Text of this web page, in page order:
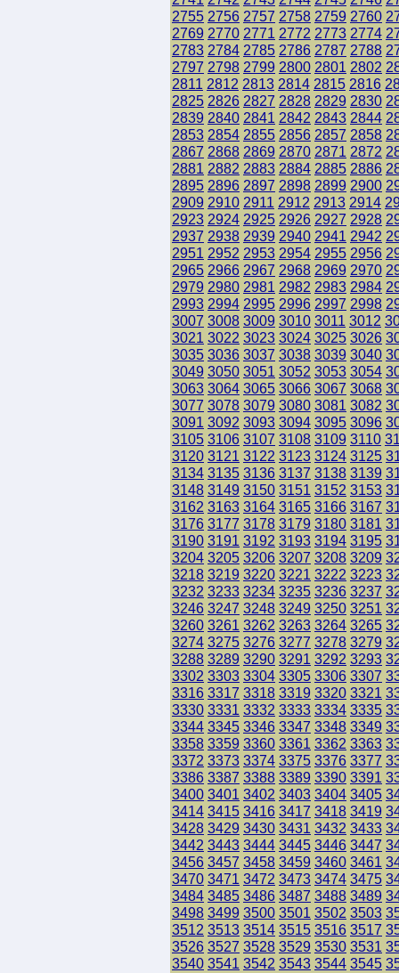
2755 2756 2757 2758 2759 2760
2769 2770 2771 2772 2773 2774
2783 2784 2785 2786 2787 2788
2797 2798 2799 2800 2801 2802
2811 2812 2813 2814 2815 2816
2825 2826 2827 2828 2829 2830
2839 2840 2841 2842 2843 2844
2853 2854 2855 2856 2857 2858
2867 2868 2869 2870 2871 2872
2881 2882 2883 2884 2885 2886
2895 2896 2897 2898 2899 2900
2909 2910 2911 2912 2913 2914
2923 2924 2925 2926 2927 2928
2937 2938 2939 2940 2941 2942
2951 2952 2953 2954 2955 2956
2965 2966 2967 2968 2969 2970
2979 2980 2981 2982 2983 2984
2993 2994 2995 2996 2997 2998
3007 3008 3009 3010 3011 3012
3021 3022 3023 3024 3025 3026
3035 3036 3037 3038 3039 3040
3049 3050 3051 3052 3053 3054
3063 3064 3065 3066 3067 3068
3077 3078 3079 3080 3081 3082
3091 3092 3093 3094 3095 3096
3105 3106 3107 3108 3109 3110
3120 3121 3122 3123 3124 3125
3134 3135 3136 3137 3138 3139
3148 3149 3150 3151 3152 3153
3162 3163 3164 3165 3166 3167
3176 3177 3178 3179 3180 3181
3190 3191 3192 3193 3194 3195
3204 3205 3206 3207 3208 3209
3218 3219 3220 3221 3222 3223
3232 3233 3234 3235 3236 3237
3246 3247 3248 3249 3250 3251
3260 3261 3262 3263 3264 3265
3274 3275 3276 3277 3278 3279
3288 3289 3290 3291 3292 3293
3302 3303 3304 3305 3306 3307
3316 3317 3318 3319 3320 3321
3330 3331 3332 3333 3334 3335
3344 3345 3346 3347 3348 3349
3358 3359 3360 3361 3362 3363
3372 3373 3374 3375 3376 3377
3386 3387 3388 3389 3390 3391
3400 3401 3402 3403 3404 3405
3414 3415 3416 3417 3418 3419
3428 3429 3430 3431 3432 3433
3442 3443 3444 3445 3446 3447
3456 3457 3458 3459 3460 3461
3470 3471 3472 3473 3474 3475
3484 3485 3486 3487 3488 3489
3498 3499 3500 3501 3502 3503
3512 3513 3514 3515 3516 3517
3526 3527 3528 3529 3530 3531
3540 3541 3542 3543 3544 3545